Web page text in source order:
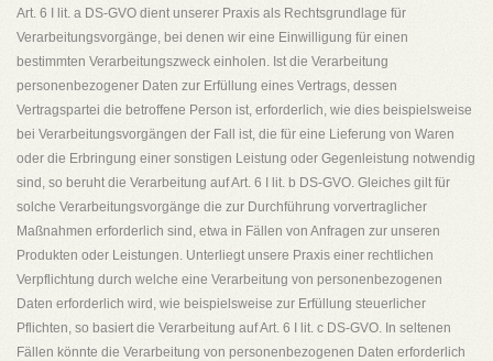
Art. 6 I lit. a DS-GVO dient unserer Praxis als Rechtsgrundlage für
Verarbeitungsvorgänge, bei denen wir eine Einwilligung für einen
bestimmten Verarbeitungszweck einholen. Ist die Verarbeitung
personenbezogener Daten zur Erfüllung eines Vertrags, dessen
Vertragspartei die betroffene Person ist, erforderlich, wie dies beispielsweise
bei Verarbeitungsvorgängen der Fall ist, die für eine Lieferung von Waren
oder die Erbringung einer sonstigen Leistung oder Gegenleistung notwendig
sind, so beruht die Verarbeitung auf Art. 6 I lit. b DS-GVO. Gleiches gilt für
solche Verarbeitungsvorgänge die zur Durchführung vorvertraglicher
Maßnahmen erforderlich sind, etwa in Fällen von Anfragen zur unseren
Produkten oder Leistungen. Unterliegt unsere Praxis einer rechtlichen
Verpflichtung durch welche eine Verarbeitung von personenbezogenen
Daten erforderlich wird, wie beispielsweise zur Erfüllung steuerlicher
Pflichten, so basiert die Verarbeitung auf Art. 6 I lit. c DS-GVO. In seltenen
Fällen könnte die Verarbeitung von personenbezogenen Daten erforderlich